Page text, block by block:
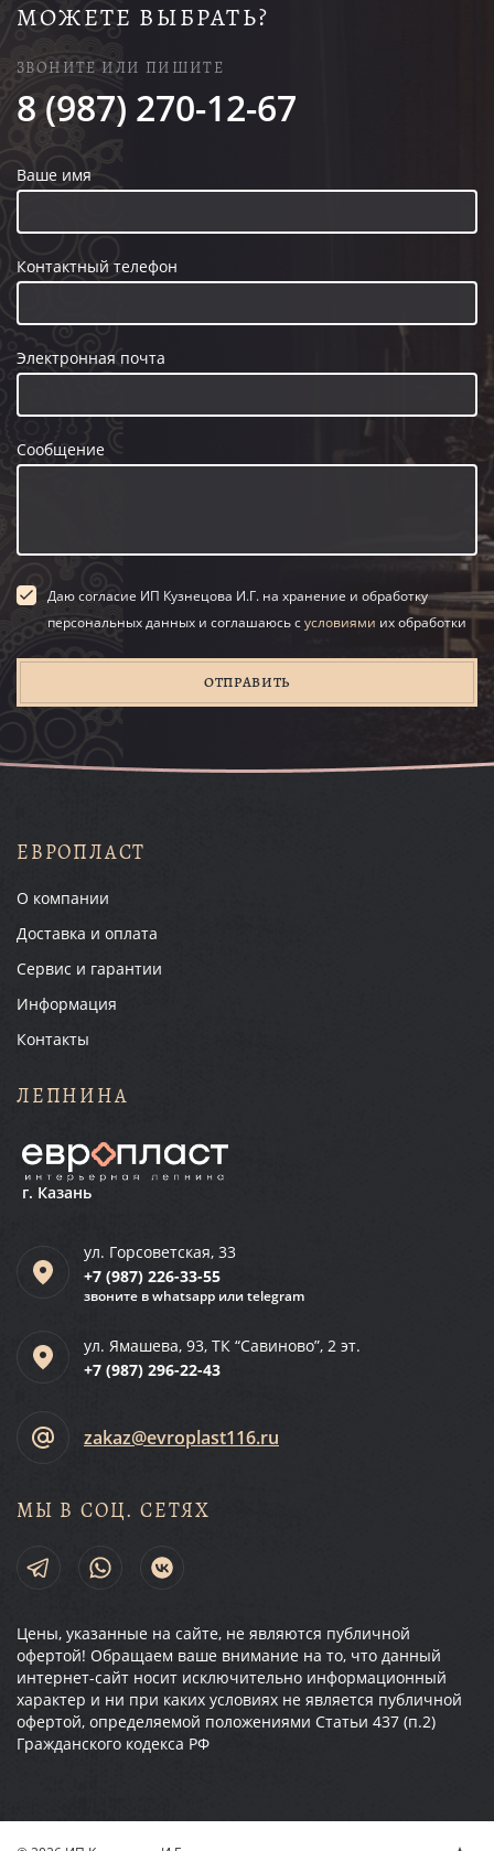
МОЖЕТЕ ВЫБРАТЬ?
ЗВОНИТЕ ИЛИ ПИШИТЕ
8 (987) 270-12-67
Ваше имя
Контактный телефон
Электронная почта
Сообщение
Даю согласие ИП Кузнецова И.Г. на хранение и обработку
персональных данных и соглашаюсь сусловиями их обработки
ОТПРАВИТЬ
ЕВРОПЛАСТ
О компании
Доставка и оплата
Сервис и гарантии
Информация
Контакты
ЛЕПНИНА
г. Казань
ул. Горсоветская, 33
+7 (987) 226-33-55
звоните в whatsapp или telegram
ул. Ямашева, 93, ТК “Савиново”, 2 эт.
+7 (987) 296-22-43
zakaz@evroplast116.ru
МЫ В СОЦ. СЕТЯХ
Цены, указанные на сайте, не являются публичной
офертой! Обращаем ваше внимание на то, что данный
интернет-сайт носит исключительно информационный
характер и ни при каких условиях не является публичной
офертой, определяемой положениями Статьи 437 (п.2)
Гражданского кодекса РФ